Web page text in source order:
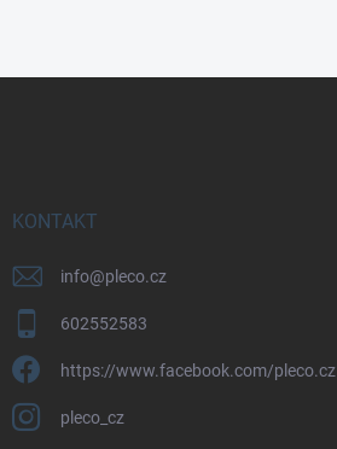
KONTAKT
info@pleco.cz
602552583
https://www.facebook.com/pleco.cz
pleco_cz